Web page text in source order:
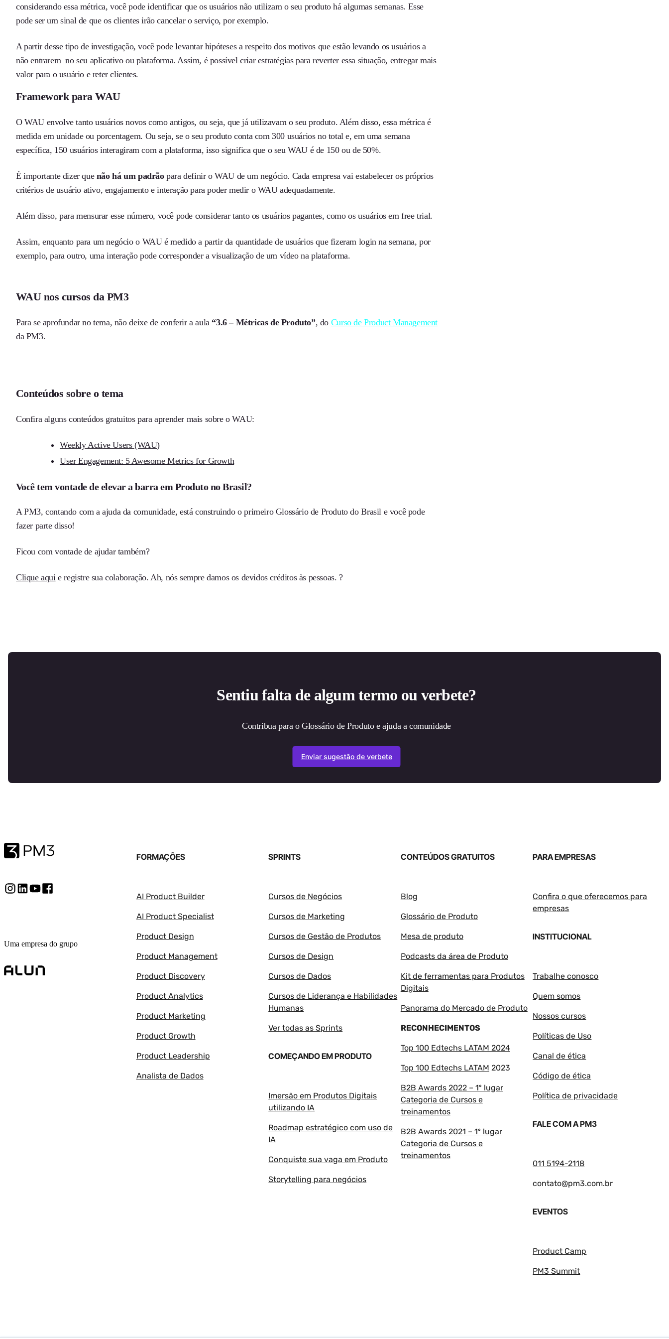
considerando essa métrica, você pode identificar que os usuários não utilizam o seu produto há algumas semanas. Esse
pode ser um sinal de que os clientes irão cancelar o serviço, por exemplo.
A partir desse tipo de investigação, você pode levantar hipóteses a respeito dos motivos que estão levando os usuários a
não entrarem no seu aplicativo ou plataforma. Assim, é possível criar estratégias para reverter essa situação, entregar mais
valor para o usuário e reter clientes.
Framework para WAU
O WAU envolve tanto usuários novos como antigos, ou seja, que já utilizavam o seu produto. Além disso, essa métrica é
medida em unidade ou porcentagem. Ou seja, se o seu produto conta com 300 usuários no total e, em uma semana
específica, 150 usuários interagiram com a plataforma, isso significa que o seu WAU é de 150 ou de 50%.
É importante dizer que não há um padrãopara definir o WAU de um negócio. Cada empresa vai estabelecer os próprios
critérios de usuário ativo, engajamento e interação para poder medir o WAU adequadamente.
Além disso, para mensurar esse número, você pode considerar tanto os usuários pagantes, como os usuários em free trial.
Assim, enquanto para um negócio o WAU é medido a partir da quantidade de usuários que fizeram login na semana, por
exemplo, para outro, uma interação pode corresponder a visualização de um vídeo na plataforma.
WAU nos cursos da PM3
Para se aprofundar no tema, não deixe de conferir a aula “3.6 – Métricas de Produto”, do Curso de Product Management
da PM3.
Conteúdos sobre o tema
Confira alguns conteúdos gratuitos para aprender mais sobre o WAU:
Weekly Active Users (WAU)
User Engagement: 5 Awesome Metrics for Growth
Você tem vontade de elevar a barra em Produto no Brasil?
A PM3, contando com a ajuda da comunidade, está construindo o primeiro Glossário de Produto do Brasil e você pode
fazer parte disso!
Ficou com vontade de ajudar também?
Clique aqui e registre sua colaboração. Ah, nós sempre damos os devidos créditos às pessoas. ?
Sentiu falta de algum termo ou verbete?
Contribua para o Glossário de Produto e ajuda a comunidade
Enviar sugestão de verbete
Uma empresa do grupo
FORMAÇÕES
AI Product Builder
AI Product Specialist
Product Design
Product Management
Product Discovery
Product Analytics
Product Marketing
Product Growth
Product Leadership
Analista de Dados
SPRINTS
Cursos de Negócios
Cursos de Marketing
Cursos de Gestão de Produtos
Cursos de Design
Cursos de Dados
Cursos de Liderança e Habilidades
Humanas
Ver todas as Sprints
COMEÇANDO EM PRODUTO
Imersão em Produtos Digitais
utilizando IA
Roadmap estratégico com uso de
IA
Conquiste sua vaga em Produto
Storytelling para negócios
CONTEÚDOS GRATUITOS
Blog
Glossário de Produto
Mesa de produto
Podcasts da área de Produto
Kit de ferramentas para Produtos
Digitais
Panorama do Mercado de Produto
RECONHECIMENTOS
Top 100 Edtechs LATAM 2024
Top 100 Edtechs LATAM 2023
B2B Awards 2022 – 1º lugar
Categoria de Cursos e
treinamentos
B2B Awards 2021 – 1º lugar
Categoria de Cursos e
treinamentos
PARA EMPRESAS
Confira o que oferecemos para
empresas
INSTITUCIONAL
Trabalhe conosco
Quem somos
Nossos cursos
Políticas de Uso
Canal de ética
Código de ética
Política de privacidade
FALE COM A PM3
011 5194-2118
contato@pm3.com.br
EVENTOS
Product Camp
PM3 Summit